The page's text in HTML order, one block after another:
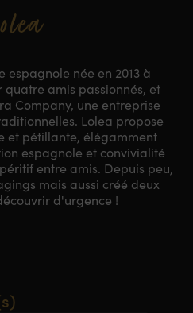
espagnole née en 2013 à
quatre amis passionnés, et
Company, une entreprise
Lolea propose
et pétillante, élégamment
espagnole et convivialité
entre amis. Depuis peu,
mais aussi créé deux
d'urgence !